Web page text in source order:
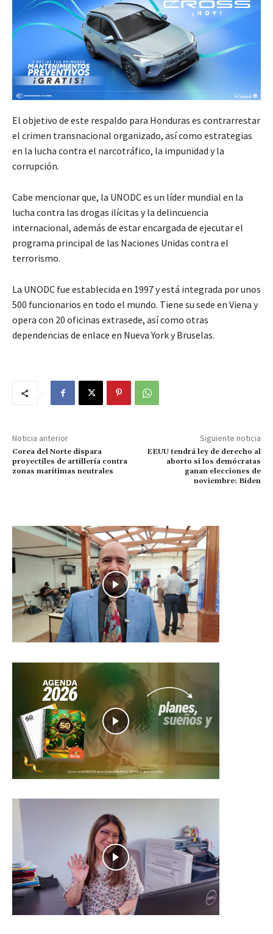
El objetivo de este respaldo para Honduras es contrarrestar
el crimen transnacional organizado, así como estrategias
en la lucha contra el narcotráfico, la impunidad y la
corrupción.
Cabe mencionar que, la UNODC es un líder mundial en la
lucha contra las drogas ilícitas y la delincuencia
internacional, además de estar encargada de ejecutar el
programa principal de las Naciones Unidas contra el
terrorismo.
La UNODC fue establecida en 1997 y está integrada por unos
500 funcionarios en todo el mundo. Tiene su sede en Viena y
opera con 20 oficinas extrasede, así como otras
dependencias de enlace en Nueva York y Bruselas.
Noticia anterior
Corea del Norte dispara
proyectiles de artillería contra
zonas marítimas neutrales
Siguiente noticia
EEUU tendrá ley de derecho al
aborto si los demócratas
ganan elecciones de
noviembre: Biden